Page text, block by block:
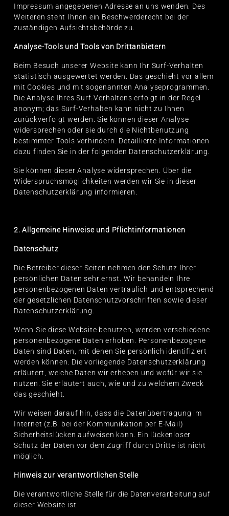
Impressum angegebenen Adresse an uns wenden. Des
Weiteren steht Ihnen ein Beschwerderecht bei der
zuständigen Aufsichtsbehörde zu.
Analyse-Tools und Tools von Drittanbietern
Beim Besuch unserer Website kann Ihr Surf-Verhalten
statistisch ausgewertet werden. Das geschieht vor allem
mit Cookies und mit sogenannten Analyseprogrammen.
Die Analyse Ihres Surf-Verhaltens erfolgt in der Regel
anonym; das Surf-Verhalten kann nicht zu Ihnen
zurückverfolgt werden. Sie können dieser Analyse
widersprechen oder sie durch die Nichtbenutzung
bestimmter Tools verhindern. Detaillierte Informationen
dazu finden Sie in der folgenden Datenschutzerklärung.
Sie können dieser Analyse widersprechen. Über die
Widerspruchsmöglichkeiten werden wir Sie in dieser
Datenschutzerklärung informieren.
2. Allgemeine Hinweise und Pflichtinformationen
Datenschutz
Die Betreiber dieser Seiten nehmen den Schutz Ihrer
persönlichen Daten sehr ernst. Wir behandeln Ihre
personenbezogenen Daten vertraulich und entsprechend
der gesetzlichen Datenschutzvorschriften sowie dieser
Datenschutzerklärung.
Wenn Sie diese Website benutzen, werden verschiedene
personenbezogene Daten erhoben. Personenbezogene
Daten sind Daten, mit denen Sie persönlich identifiziert
werden können. Die vorliegende Datenschutzerklärung
erläutert, welche Daten wir erheben und wofür wir sie
nutzen. Sie erläutert auch, wie und zu welchem Zweck
das geschieht.
Wir weisen darauf hin, dass die Datenübertragung im
Internet (z.B. bei der Kommunikation per E-Mail)
Sicherheitslücken aufweisen kann. Ein lückenloser
Schutz der Daten vor dem Zugriff durch Dritte ist nicht
möglich.
Hinweis zur verantwortlichen Stelle
Die verantwortliche Stelle für die Datenverarbeitung auf
dieser Website ist: